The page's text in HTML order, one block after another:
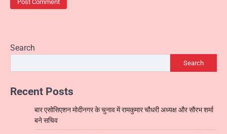
Search
Search
Recent Posts
बार एसोसिएशन मोदीनगर के चुनाव में रामकुमार चौधरी अध्यक्ष और सौरभ शर्मा
बने सचिव